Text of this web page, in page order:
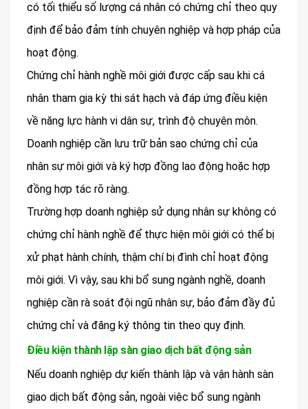
có tối thiểu số lượng cá nhân có chứng chỉ theo quy
định để bảo đảm tính chuyên nghiệp và hợp pháp của
hoạt động.
Chứng chỉ hành nghề môi giới được cấp sau khi cá
nhân tham gia kỳ thi sát hạch và đáp ứng điều kiện
về năng lực hành vi dân sự, trình độ chuyên môn.
Doanh nghiệp cần lưu trữ bản sao chứng chỉ của
nhân sự môi giới và ký hợp đồng lao động hoặc hợp
đồng hợp tác rõ ràng.
Trường hợp doanh nghiệp sử dụng nhân sự không có
chứng chỉ hành nghề để thực hiện môi giới có thể bị
xử phạt hành chính, thậm chí bị đình chỉ hoạt động
môi giới. Vì vậy, sau khi bổ sung ngành nghề, doanh
nghiệp cần rà soát đội ngũ nhân sự, bảo đảm đầy đủ
chứng chỉ và đăng ký thông tin theo quy định.
Điều kiện thành lập sàn giao dịch bất động sản
Nếu doanh nghiệp dự kiến thành lập và vận hành sàn
giao dịch bất động sản, ngoài việc bổ sung ngành